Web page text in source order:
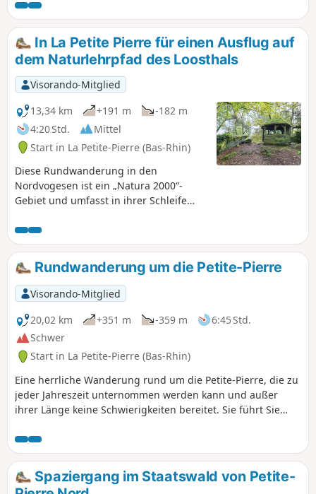
In La Petite Pierre für einen Ausflug auf
dem Naturlehrpfad des Loosthals
Visorando-Mitglied
13,34 km
+191 m
-182 m
4:20 Std.
Mittel
Start in La Petite-Pierre (Bas-Rhin)
Diese Rundwanderung in den
Nordvogesen ist ein „Natura 2000“-
Gebiet und umfasst in ihrer Schleife
Naturlehrpfad. Sie eignet sich
hervorragend für Liebhaber leichter
(geringer Höhenunterschied) und
ruhiger Wanderungen durch das
Unterholz. Sie bietet einige schöne
Aussichtspunkte, interessante Felsen
und Klippen und endet auf der Terrasse
des Gasthauses mit Blick auf den
kreisförmigen Teich von Imsthal.
Rundwanderung um die Petite-Pierre
Visorando-Mitglied
20,02 km
+351 m -359 m
6:45 Std.
Schwer
Start in La Petite-Pierre (Bas-Rhin)
Eine herrliche Wanderung rund um die Petite-Pierre, die zu
jeder Jahreszeit unternommen werden kann und außer
ihrer Länge keine Schwierigkeiten bereitet. Sie führt Sie
Fernwanderwegs, der das Vogesenmassiv von Norden nach
Süden über 393 km durchquert. Auf dem Rückweg wandern
Sie dann auf dem nicht minder bekanntenGR® 53, der von
Wissembourg über 167 km bis nach Schirmeck führt, wo er
Spaziergang im Staatswald von Petite-